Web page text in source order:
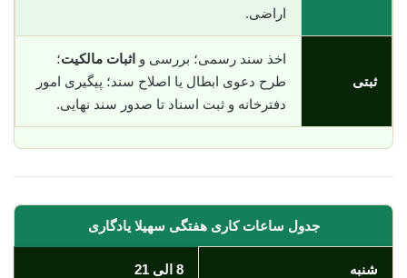
اراضی.
ثبتی
اخذ سند رسمی؛ بررسی و اثبات مالکیت؛
طرح دعوی ابطال یا اصلاح سند؛ پیگیری امور
دفترخانه و ثبت اسناد تا صدور سند نهایی.
جدول ساعات کاری هفتگی سهیلا یادگاری
شنبه 8 الی 21